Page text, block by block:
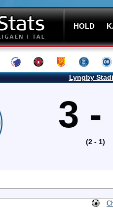
HOLD
Lyngby
3 -
(2 - 1)